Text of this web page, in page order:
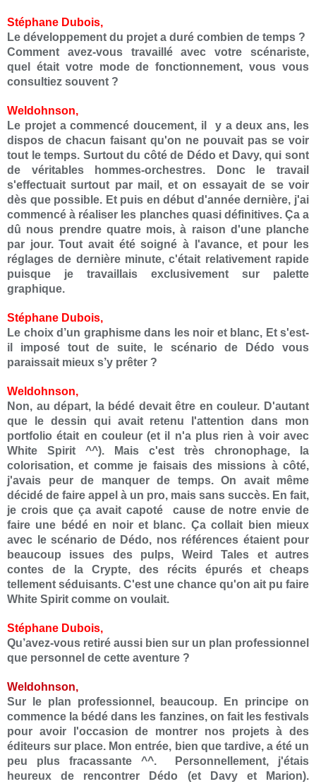
Stéphane Dubois,
Le développement du projet a duré combien de temps ?
Comment avez-vous travaillé avec votre scénariste,
quel était votre mode de fonctionnement, vous vous
consultiez souvent ?
Weldohnson,
Le projet a commencé doucement, il y a deux ans, les
dispos de chacun faisant qu'on ne pouvait pas se voir
tout le temps. Surtout du côté de Dédo et Davy, qui sont
de véritables hommes-orchestres. Donc le travail
s'effectuait surtout par mail, et on essayait de se voir
dès que possible. Et puis en début d'année dernière, j'ai
commencé à réaliser les planches quasi définitives. Ça a
dû nous prendre quatre mois, à raison d'une planche
par jour. Tout avait été soigné à l'avance, et pour les
réglages de dernière minute, c'était relativement rapide
puisque je travaillais exclusivement sur palette
graphique.
Stéphane Dubois,
Le choix d’un graphisme dans les noir et blanc, Et s'est-
il imposé tout de suite, le scénario de Dédo vous
paraissait mieux s’y prêter ?
Weldohnson,
Non, au départ, la bédé devait être en couleur. D'autant
que le dessin qui avait retenu l'attention dans mon
portfolio était en couleur (et il n'a plus rien à voir avec
White Spirit ^^). Mais c'est très chronophage, la
colorisation, et comme je faisais des missions à côté,
j'avais peur de manquer de temps. On avait même
décidé de faire appel à un pro, mais sans succès. En fait,
je crois que ça avait capoté cause de notre envie de
faire une bédé en noir et blanc. Ça collait bien mieux
avec le scénario de Dédo, nos références étaient pour
beaucoup issues des pulps, Weird Tales et autres
contes de la Crypte, des récits épurés et cheaps
tellement séduisants. C'est une chance qu'on ait pu faire
White Spirit comme on voulait.
Stéphane Dubois,
Qu’avez-vous retiré aussi bien sur un plan professionnel
que personnel de cette aventure ?
Weldohnson,
Sur le plan professionnel, beaucoup. En principe on
commence la bédé dans les fanzines, on fait les festivals
pour avoir l'occasion de montrer nos projets à des
éditeurs sur place. Mon entrée, bien que tardive, a été un
peu plus fracassante ^^. Personnellement, j'étais
heureux de rencontrer Dédo (et Davy et Marion).